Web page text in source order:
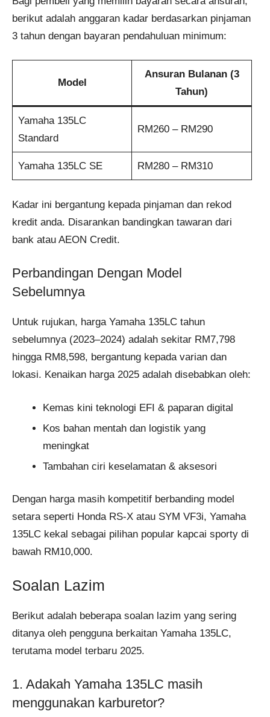
berikut adalah anggaran kadar berdasarkan pinjaman
3 tahun dengan bayaran pendahuluan minimum:
Model
Ansuran Bulanan (3
Tahun)
Yamaha 135LC
Standard
RM260 – RM290
Yamaha 135LC SE RM280 – RM310
Kadar ini bergantung kepada pinjaman dan rekod
kredit anda. Disarankan bandingkan tawaran dari
bank atau AEON Credit.
Perbandingan Dengan Model
Sebelumnya
Untuk rujukan, harga Yamaha 135LC tahun
sebelumnya (2023–2024) adalah sekitar RM7,798
hingga RM8,598, bergantung kepada varian dan
lokasi. Kenaikan harga 2025 adalah disebabkan oleh:
Kemas kini teknologi EFI & paparan digital
Kos bahan mentah dan logistik yang
meningkat
Tambahan ciri keselamatan & aksesori
Dengan harga masih kompetitif berbanding model
setara seperti Honda RS-X atau SYM VF3i, Yamaha
135LC kekal sebagai pilihan popular kapcai sporty di
bawah RM10,000.
Soalan Lazim
Berikut adalah beberapa soalan lazim yang sering
ditanya oleh pengguna berkaitan Yamaha 135LC,
terutama model terbaru 2025.
1. Adakah Yamaha 135LC masih
menggunakan karburetor?